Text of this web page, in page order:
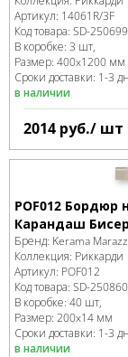
Артикул: 14061R/3F
Код товара: SD-250699
В коробке: 3 шт,
Размер: 400x1200 мм
Сроки доставки: 1-3
в наличии
2014 руб./ шт
POF012 Бордюр
Карандаш
Бренд: Kerama
Коллекция: Риккарди
Артикул: POF012
Код товара: SD-250860
В коробке: 40 шт,
Размер: 200x14 мм
Сроки доставки: 1-3
в наличии